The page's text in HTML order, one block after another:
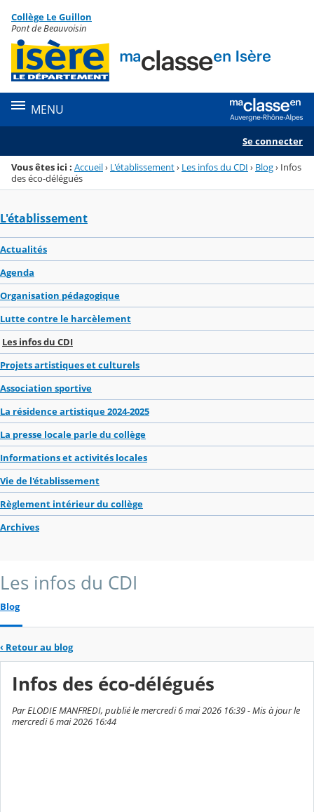
Menu de la rubrique
Contenu
Collège Le Guillon
Pont de Beauvoisin
MENU
Se connecter
Vous êtes ici : Accueil› L'établissement› Les infos du CDI › Blog› Infos
des éco-délégués
L'établissement
Actualités
Agenda
Organisation pédagogique
Lutte contre le harcèlement
Les infos du CDI
Projets artistiques et culturels
Association sportive
La résidence artistique 2024-2025
La presse locale parle du collège
Informations et activités locales
Vie de l'établissement
Règlement intérieur du collège
Archives
Les infos du CDI
Blog
‹ Retour au blog
Infos des éco-délégués
Par ELODIE MANFREDI, publié le mercredi 6 mai 2026 16:39 - Mis à jour le
mercredi 6 mai 2026 16:44